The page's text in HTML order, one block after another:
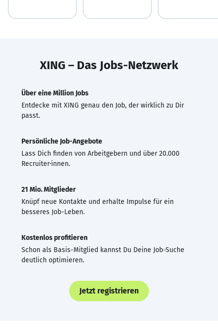
XING – Das Jobs-Netzwerk
Über eine Million Jobs
Entdecke mit XING genau den Job, der wirklich zu Dir
passt.
Persönliche Job-Angebote
Lass Dich finden von Arbeitgebern und über 20.000
Recruiter·innen.
21 Mio. Mitglieder
Knüpf neue Kontakte und erhalte Impulse für ein
besseres Job-Leben.
Kostenlos profitieren
Schon als Basis-Mitglied kannst Du Deine Job-Suche
deutlich optimieren.
Jetzt registrieren